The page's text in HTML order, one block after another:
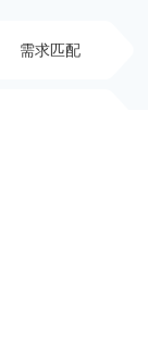
需求匹配